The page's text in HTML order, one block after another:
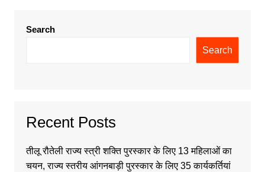
Search
Search
Recent Posts
तीलू रौतेली राज्य स्त्री शक्ति पुरस्कार के लिए 13 महिलाओं का
चयन, राज्य स्तरीय आंगनबाड़ी पुरस्कार के लिए 35 कार्यकर्तियां